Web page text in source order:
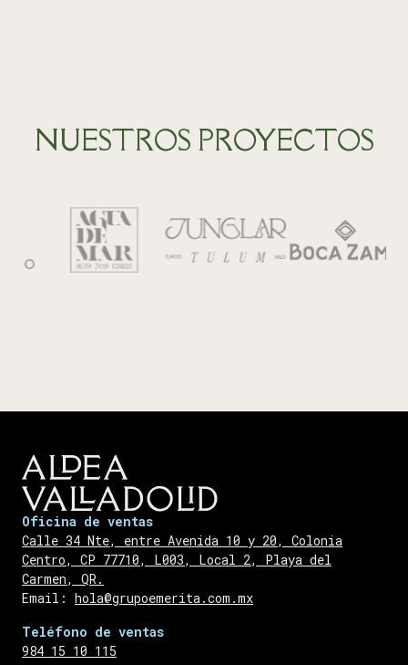
NUESTROS PROYECTOS
Oficina de ventas
Calle 34 Nte, entre Avenida 10 y 20, Colonia
Centro, CP 77710, L003, Local 2, Playa del
Carmen, QR.
Email: hola@grupoemerita.com.mx
Teléfono de ventas
984 15 10 115